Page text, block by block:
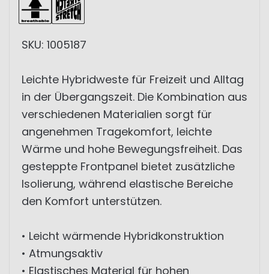
SKU: 1005187
Leichte Hybridweste für Freizeit und Alltag
in der Übergangszeit. Die Kombination aus
verschiedenen Materialien sorgt für
angenehmen Tragekomfort, leichte
Wärme und hohe Bewegungsfreiheit. Das
gesteppte Frontpanel bietet zusätzliche
Isolierung, während elastische Bereiche
den Komfort unterstützen.
• Leicht wärmende Hybridkonstruktion
• Atmungsaktiv
• Elastisches Material für hohen